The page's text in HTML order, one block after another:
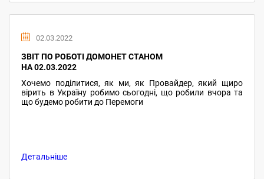
02.03.2022
ЗВІТ ПО РОБОТІ ДОМОНЕТ СТАНОМ
НА 02.03.2022
Хочемо поділитися, як ми, як Провайдер, який щиро
вірить в Україну робимо сьогодні, що робили вчора та
що будемо робити до Перемоги
Детальніше